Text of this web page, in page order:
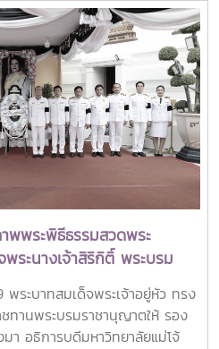
เป็นประธานเปิดงาน ณ โรงแรม
พลาซ่าลาดพร้าว กทม.สำหรับ
Presidential Forum 2026 มี
นตรีประจำกระทรวง อว.
รึกษา รมว.อว. ศ.ดร.ศุภชัย
ดร.พันธุ์เพิ่มศักดิ์ อารุณี รองปลัด
ากร ผู้ช่วยปลัดกระทรวง อว.
รวง อว. Professor Tan Eng
University of Singapore
Tsinghua
Tan Eng Chye อธิการบดี
Yang Bin รองประธาน
นประธานที่ประชุมอธิการบดี ทั้ง
แห่งประเทศไทย (ทปอ.) ที่ประชุม
(ทปอ.มรภ.) ที่ประชุมอธิการบดี
คล (ทปอ.มทร.) สมาคมสถาบัน
พพระพิธีธรรมสวดพระ
ระนางเจ้าสิริกิติ์ พระบรม
นปีหลวง พร้อมเข้ากราบ
ะเจ้าลูกเธอ เจ้าฟ้าพัชรกิติยา
ลวงราชสาริณีสิริพัชร มหา
ระบาทสมเด็จพระเจ้าอยู่หัว ทรง
ทานพระบรมราชานุญาตให้ รอง
า อธิการบดีมหาวิทยาลัยแม่โจ้